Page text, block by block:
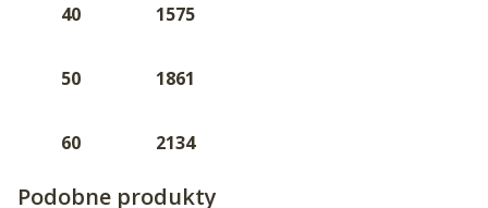
40 1575
50 1861
60 2134
Podobne produkty